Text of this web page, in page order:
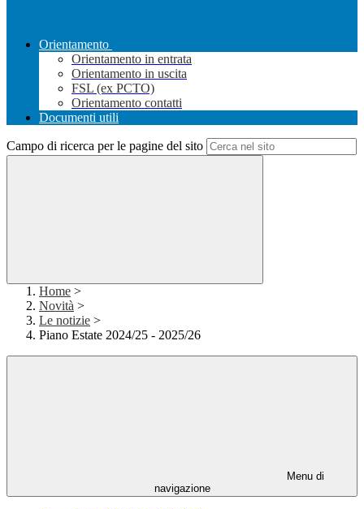
Orientamento
Orientamento in entrata
Orientamento in uscita
FSL (ex PCTO)
Orientamento contatti
Documenti utili
Campo di ricerca per le pagine del sito
Home >
Novità >
Le notizie >
Piano Estate 2024/25 - 2025/26
Menu di
navigazione